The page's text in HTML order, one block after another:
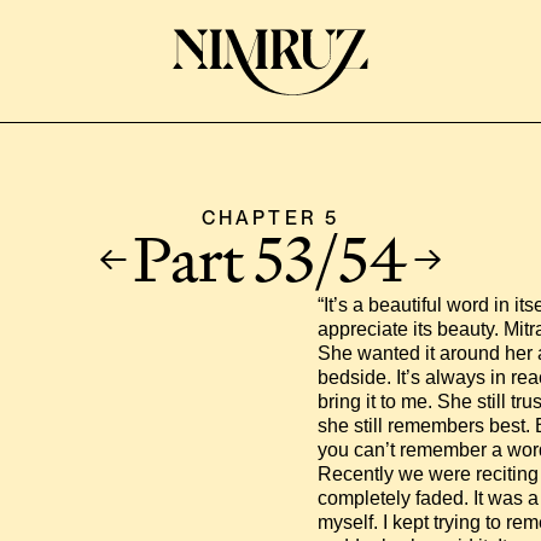
CHAPTER 5
Part 53/54
“It’s a beautiful word in
appreciate its beauty.
She wanted it around her
bedside. It’s always in
bring it to me. She still
she still remembers best.
you can’t remember a
Recently we were
completely faded. It was
myself. I kept trying to